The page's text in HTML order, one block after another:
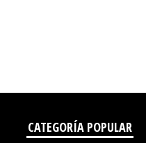
CATEGORÍA POPULAR